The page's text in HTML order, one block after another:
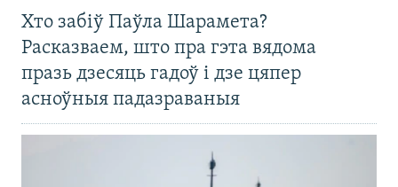
Хто забіў Паўла Шарамета?
Расказваем, што пра гэта вядома
празь дзесяць гадоў і дзе цяпер
асноўныя падазраваныя